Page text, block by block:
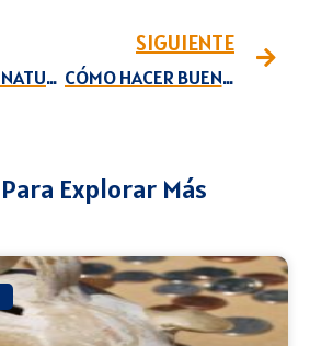
PRODUCTOS NATURALES QUE REPELEN INSECTOS
SIGUIENTE
CÓMO HACER BUENOS FONDOS PARA COCINAR
Explorar Más